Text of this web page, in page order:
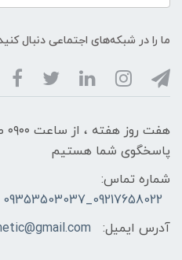
ما را در شبکه‌های اجتماعی دنبال
پاسخگوی شما هستیم
شماره تماس:
09217658022_09353503037 _02166836216
آدرس ایمیل: